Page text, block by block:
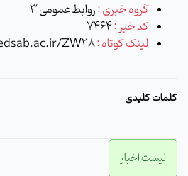
گروه خبری :روابط عمومی 3
کد خبر :7464
لینک کوتاه :ZW28
کلمات کلیدی
لیست اخبار